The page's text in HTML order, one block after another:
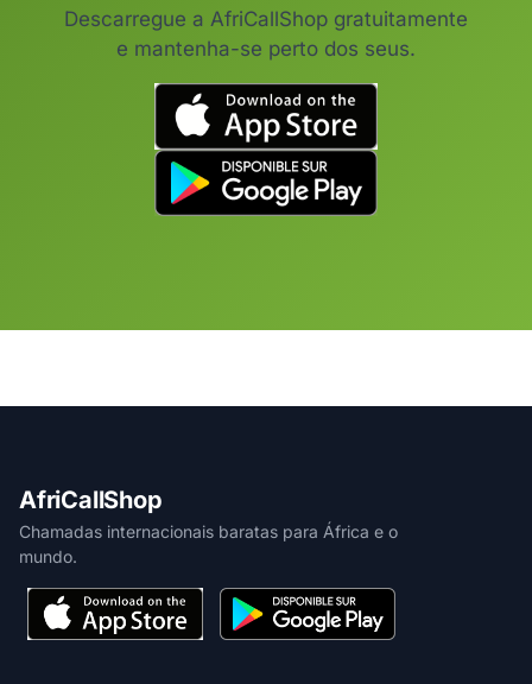
Descarregue a AfriCallShop gratuitamente
e mantenha-se perto dos seus.
AfriCallShop
Chamadas internacionais baratas para África e o
mundo.